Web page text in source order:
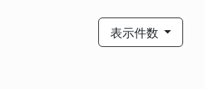
表示件数